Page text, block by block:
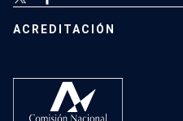
ACREDITACIÓN